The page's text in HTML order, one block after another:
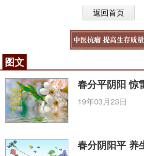
其二，中医治病是辨证施治，
现象而去见症治症，没有抓住本质
只有抓住本质，治其病本，才能取
者曾治患者邓某，暑假期间，夏日
热势达40℃以上，连续四昼夜，中
不减。会诊时，前医告之不仅已用
物，并且处以中药白虎汤重剂，
势终不能减。当我走进病房时，见
身盖毛毯，遂即询问其恶寒畏风否
寒。询其欲呕否？答曰：时有恶心
返回首页
图文
春分平阴阳 惊
19年03月23日
春分阴阳平 养